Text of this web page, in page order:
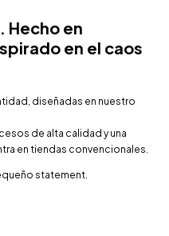
Hecho en
en el caos
diseñadas en nuestro
de alta calidad y una
en tiendas convencionales.
statement.